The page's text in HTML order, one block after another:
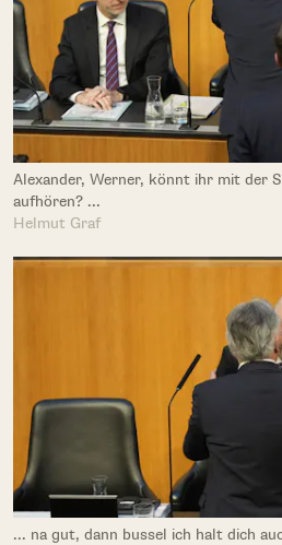
Alexander, Werner, könnt ihr mit der
aufhören? ...
Helmut Graf
... na gut, dann bussel ich halt dich